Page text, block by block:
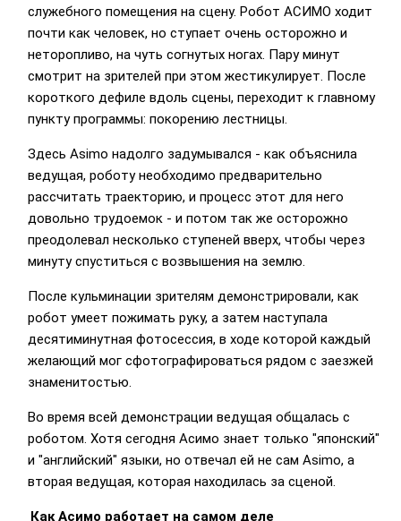
служебного помещения на сцену. Робот АСИМО ходит
почти как человек, но ступает очень осторожно и
неторопливо, на чуть согнутых ногах. Пару минут
смотрит на зрителей при этом жестикулирует. После
короткого дефиле вдоль сцены, переходит к главному
пункту программы: покорению лестницы.
Здесь Asimo надолго задумывался - как объяснила
ведущая, роботу необходимо предварительно
рассчитать траекторию, и процесс этот для него
довольно трудоемок - и потом так же осторожно
преодолевал несколько ступеней вверх, чтобы через
минуту спуститься с возвышения на землю.
После кульминации зрителям демонстрировали, как
робот умеет пожимать руку, а затем наступала
десятиминутная фотосессия, в ходе которой каждый
желающий мог сфотографироваться рядом с заезжей
знаменитостью.
Во время всей демонстрации ведущая общалась с
роботом. Хотя сегодня Асимо знает только "японский"
и "английский" языки, но отвечал ей не сам Asimo, а
вторая ведущая, которая находилась за сценой.
Как Асимо работает на самом деле